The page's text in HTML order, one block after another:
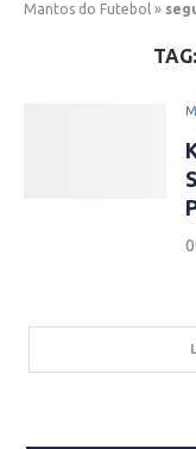
Mantos do Futebol »
TAG: